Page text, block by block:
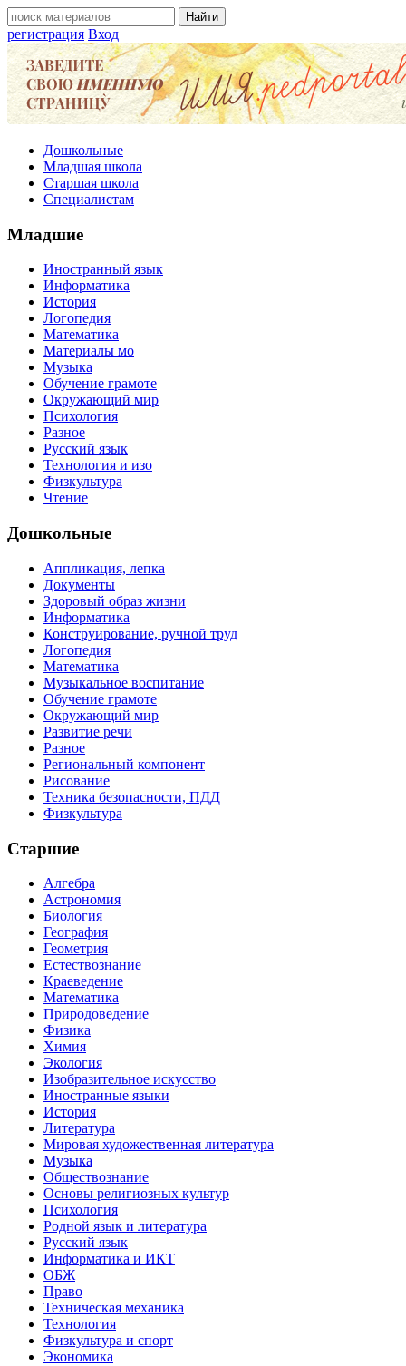
регистрация Вход
Дошкольные
Младшая школа
Старшая школа
Специалистам
Младшие
Иностранный язык
Информатика
История
Логопедия
Математика
Материалы мо
Музыка
Обучение грамоте
Окружающий мир
Психология
Разное
Русский язык
Технология и изо
Физкультура
Чтение
Дошкольные
Аппликация, лепка
Документы
Здоровый образ жизни
Информатика
Конструирование, ручной труд
Логопедия
Математика
Музыкальное воспитание
Обучение грамоте
Окружающий мир
Развитие речи
Разное
Региональный компонент
Рисование
Техника безопасности, ПДД
Физкультура
Старшие
Алгебра
Астрономия
Биология
География
Геометрия
Естествознание
Краеведение
Математика
Природоведение
Физика
Химия
Экология
Изобразительное искусство
Иностранные языки
История
Литература
Мировая художественная литература
Музыка
Обществознание
Основы религиозных культур
Психология
Родной язык и литература
Русский язык
Информатика и ИКТ
ОБЖ
Право
Техническая механика
Технология
Физкультура и спорт
Экономика